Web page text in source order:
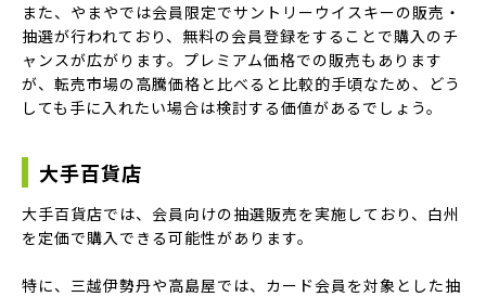
また、やまやでは会員限定でサントリーウイスキーの販売・
抽選が行われており、無料の会員登録をすることで購入のチ
ャンスが広がります。プレミアム価格での販売もあります
が、転売市場の高騰価格と比べると比較的手頃なため、どう
しても手に入れたい場合は検討する価値があるでしょう。
大手百貨店
大手百貨店では、会員向けの抽選販売を実施しており、白州
を定価で購入できる可能性があります。
特に、三越伊勢丹や高島屋では、カード会員を対象とした抽